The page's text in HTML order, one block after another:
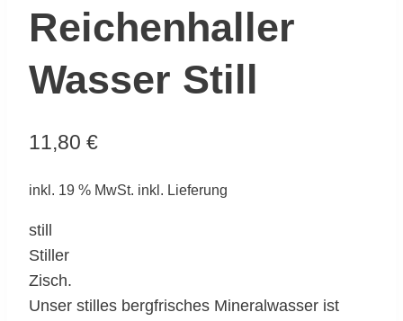
Reichenhaller
Wasser Still
11,80 €
inkl. 19 % MwSt. inkl. Lieferung
still
Stiller
Zisch.
Unser stilles bergfrisches Mineralwasser ist